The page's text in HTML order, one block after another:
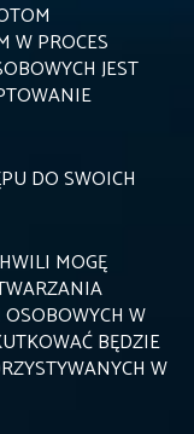
W PROCES
JEST
DO SWOICH
MOGĘ
W
BĘDZIE
W